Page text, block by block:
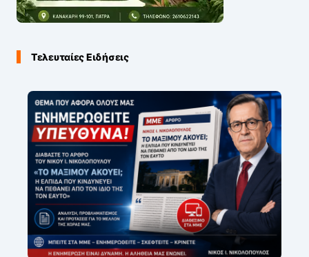
Τελευταίες Ειδήσεις